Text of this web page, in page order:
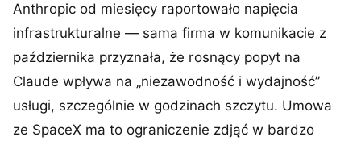
Anthropic od miesięcy raportowało napięcia
infrastrukturalne — sama firma w komunikacie z
października przyznała, że rosnący popyt na
Claude wpływa na „niezawodność i wydajność”
usługi, szczególnie w godzinach szczytu. Umowa
ze SpaceX ma to ograniczenie zdjąć w bardzo